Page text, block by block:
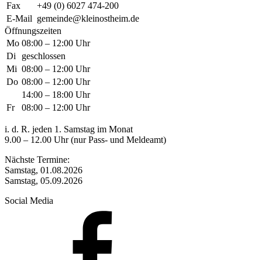
Fax
+49 (0) 6027 474-200
E-Mail gemeinde@kleinostheim.de
Öffnungszeiten
Mo 08:00 – 12:00 Uhr
Di
geschlossen
Mi 08:00 – 12:00 Uhr
Do 08:00 – 12:00 Uhr
14:00 – 18:00 Uhr
Fr
08:00 – 12:00 Uhr
i. d. R. jeden 1. Samstag im Monat
9.00 – 12.00 Uhr (nur Pass- und Meldeamt)
Nächste Termine:
Samstag, 01.08.2026
Samstag, 05.09.2026
Social Media